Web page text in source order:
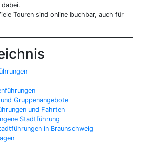
Touren sind online buchbar, auch für
Gruppenangebote
und Fahrten
Stadtführung
in Braunschweig